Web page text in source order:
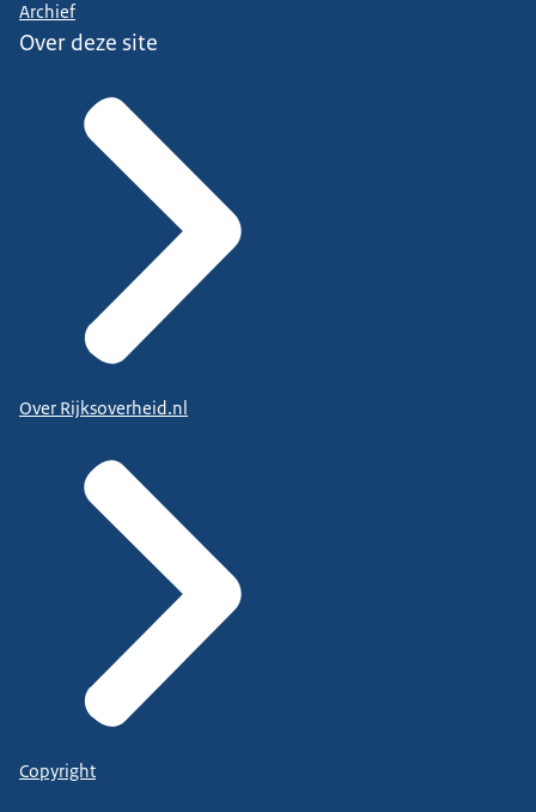
Archief
Over deze site
Over Rijksoverheid.nl
Copyright